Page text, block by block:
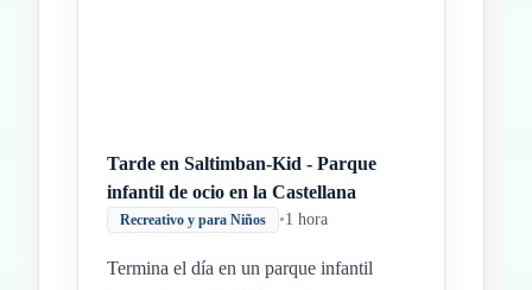
Tarde en Saltimban-Kid - Parque
infantil de ocio en la Castellana
Recreativo y para Niños •1 hora
Termina el día en un parque infantil